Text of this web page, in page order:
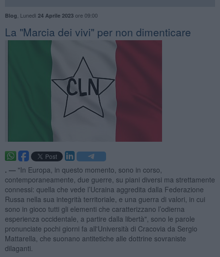
Blog Lunedì 24 Aprile 2023ore 09:00
La "Marcia dei vivi" per non dimenticare
. — "In Europa, in questo momento, sono in corso,
contemporaneamente, due guerre, su piani diversi ma strettamente
connessi: quella che vede l’Ucraina aggredita dalla Federazione
Russa nella sua integrità territoriale, e una guerra di valori, in cui
sono in gioco tutti gli elementi che caratterizzano l’odierna
esperienza occidentale, a partire dalla libertà", sono le parole
pronunciate pochi giorni fa all'Università di Cracovia da Sergio
Mattarella, che suonano antitetiche alle dottrine sovraniste
dilaganti.